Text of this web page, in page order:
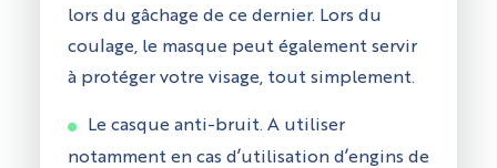
lors du gâchage de ce dernier. Lors du
coulage, le masque peut également servir
à protéger votre visage, tout simplement.
Le casque anti-bruit. A utiliser
notamment en cas d’utilisation d’engins de